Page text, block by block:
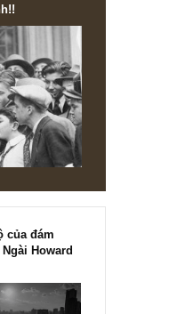
36/36 trang,
hành!!
độ của đám